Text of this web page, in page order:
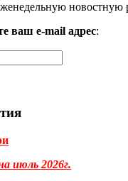
новостную
ваш e-mail адрес:
июль 2026г.